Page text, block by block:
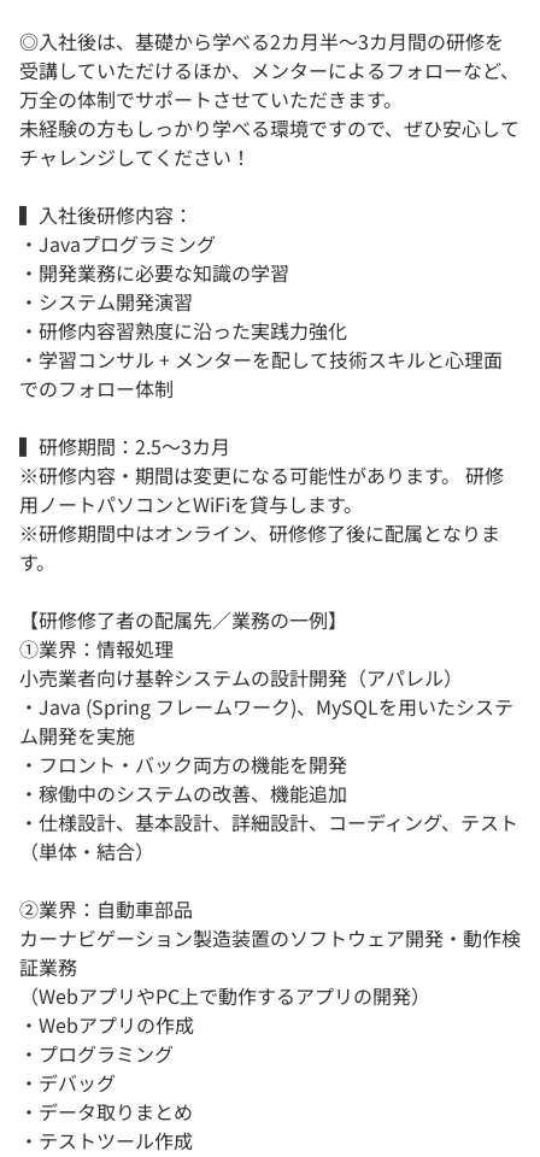
◎入社後は、基礎から学べる2カ月半〜3カ月間の研修を
受講していただけるほか、メンターによるフォローなど、
万全の体制でサポートさせていただきます。
未経験の方もしっかり学べる環境ですので、ぜひ安心して
チャレンジしてください！
▍入社後研修内容：
・Javaプログラミング
・開発業務に必要な知識の学習
・システム開発演習
・研修内容習熟度に沿った実践力強化
・学習コンサル + メンターを配して技術スキルと心理面
でのフォロー体制
▍研修期間：2.5〜3カ月
※研修内容・期間は変更になる可能性があります。 研修
用ノートパソコンとWiFiを貸与します。
※研修期間中はオンライン、研修修了後に配属となりま
す。
【研修修了者の配属先／業務の一例】
①業界：情報処理
小売業者向け基幹システムの設計開発（アパレル）
・Java (Spring フレームワーク)、MySQLを用いたシステ
ム開発を実施
・フロント・バック両方の機能を開発
・稼働中のシステムの改善、機能追加
・仕様設計、基本設計、詳細設計、コーディング、テスト
（単体・結合）
②業界：自動車部品
カーナビゲーション製造装置のソフトウェア開発・動作検
証業務
（WebアプリやPC上で動作するアプリの開発）
・Webアプリの作成
・プログラミング
・デバッグ
・データ取りまとめ
・テストツール作成